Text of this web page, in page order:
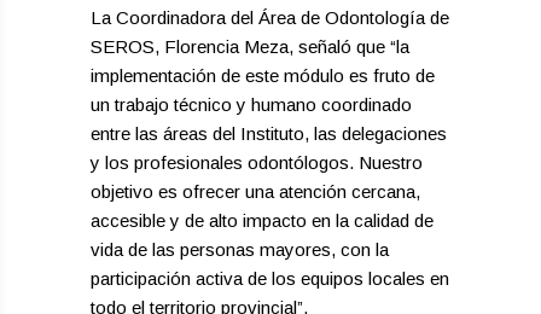
La Coordinadora del Área de Odontología de
SEROS, Florencia Meza, señaló que “la
implementación de este módulo es fruto de
un trabajo técnico y humano coordinado
entre las áreas del Instituto, las delegaciones
y los profesionales odontólogos. Nuestro
objetivo es ofrecer una atención cercana,
accesible y de alto impacto en la calidad de
vida de las personas mayores, con la
participación activa de los equipos locales en
todo el territorio provincial”.